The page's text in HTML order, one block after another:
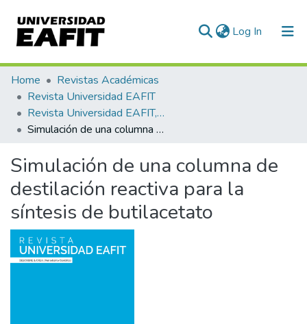
Log In (current)
Communities & Collections
All of DSpace
Statistics
Home
Revistas Académicas
Revista Universidad EAFIT
Revista Universidad EAFIT, Vol. 42, Núm. 142 (2006)
Simulación de una columna de destilación reactiva para la síntesis de butilacetato
Simulación de una columna de
destilación reactiva para la
síntesis de butilacetato